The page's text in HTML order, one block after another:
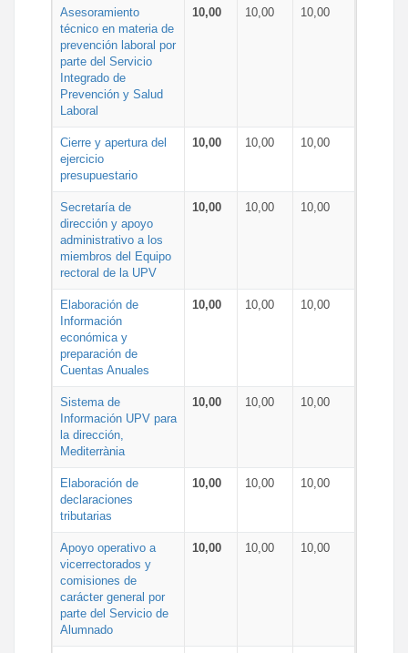
Asesoramiento
técnico en materia de
prevención laboral por
parte del Servicio
Integrado de
Prevención y Salud
Laboral
10,00 10,00 10,00
Cierre y apertura del
ejercicio
presupuestario
10,00 10,00 10,00
Secretaría de
dirección y apoyo
administrativo a los
miembros del Equipo
rectoral de la UPV
10,00 10,00 10,00
Elaboración de
Información
económica y
preparación de
Cuentas Anuales
10,00 10,00 10,00
Sistema de
Información UPV para
la dirección,
Mediterrània
10,00 10,00 10,00
Elaboración de
declaraciones
tributarias
10,00 10,00 10,00
Apoyo operativo a
vicerrectorados y
comisiones de
carácter general por
parte del Servicio de
Alumnado
10,00 10,00 10,00